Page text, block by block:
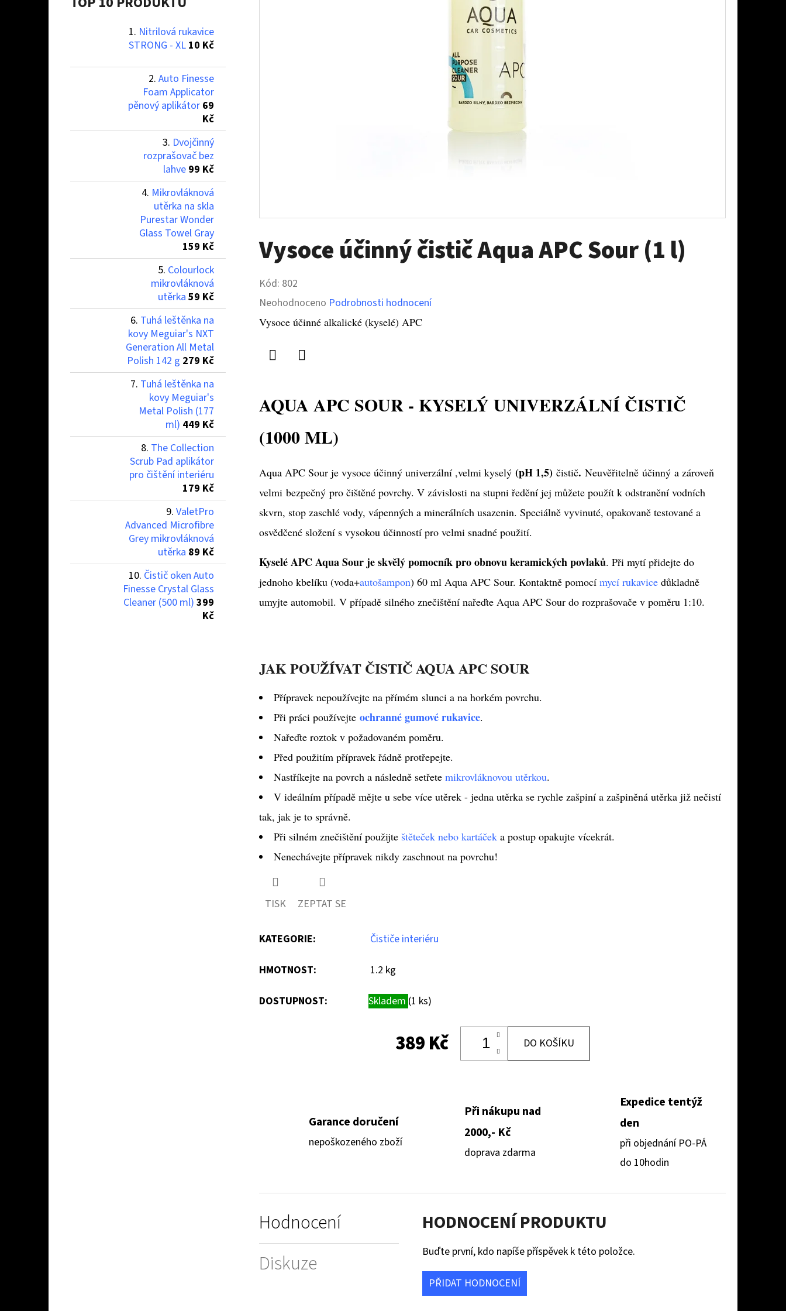
Nitrilová rukavice
STRONG - XL 10 Kč
Auto Finesse
Foam Applicator
pěnový aplikátor 69
Kč
Dvojčinný
rozprašovač bez
lahve 99 Kč
Mikrovláknová
utěrka na skla
Purestar Wonder
Glass Towel Gray
159 Kč
Colourlock
mikrovláknová
utěrka 59 Kč
Tuhá leštěnka na
kovy Meguiar's NXT
Generation All Metal
Polish 142 g 279 Kč
Tuhá leštěnka na
kovy Meguiar's
Metal Polish (177
ml) 449 Kč
The Collection
Scrub Pad aplikátor
pro čištění interiéru
179 Kč
ValetPro
Advanced Microfibre
Grey mikrovláknová
utěrka 89 Kč
Čistič oken Auto
Finesse Crystal Glass
Cleaner (500 ml) 399
Kč
Vysoce účinný čistič Aqua APC Sour (1 l)
Kód: 802
Průměrné
hodnocení
hvězdiček.
Neohodnoceno Podrobnosti hodnocení
Vysoce účinné alkalické (kyselé) APC
AQUA APC SOUR - KYSELÝ UNIVERZÁLNÍ ČISTIČ
(1000 ML)
Aqua APC Sour je vysoce účinný univerzální ,velmi kyselý (pH 1,5) čistič. Neuvěřitelně účinný a zároveň
velmi bezpečný pro čištěné povrchy. V závislosti na stupni ředění jej můžete použít k odstranění vodních
skvrn, stop zaschlé vody, vápenných a minerálních usazenin. Speciálně vyvinuté, opakovaně testované a
osvědčené složení s vysokou účinností pro velmi snadné použití.
Kyselé APC Aqua Sour je skvělý pomocník pro obnovu keramických povlaků. Při mytí přidejte do
jednoho kbelíku (voda+autošampon) 60 ml Aqua APC Sour. Kontaktně pomocí mycí rukavice důkladně
umyjte automobil. V případě silného znečištění nařeďte Aqua APC Sour do rozprašovače v poměru 1:10.
JAK POUŽÍVAT ČISTIČ AQUA APC SOUR
Přípravek nepoužívejte na přímém slunci a na horkém povrchu.
Při práci používejte ochranné gumové rukavice.
Nařeďte roztok v požadovaném poměru.
Před použitím přípravek řádně protřepejte.
Nastříkejte na povrch a následně setřete mikrovláknovou utěrkou.
V ideálním případě mějte u sebe více utěrek - jedna utěrka se rychle zašpiní a zašpiněná utěrka již nečistí
tak, jak je to správně.
Při silném znečištění použijte štěteček nebo kartáček a postup opakujte vícekrát.
Nenechávejte přípravek nikdy zaschnout na povrchu!
TISK ZEPTAT SE
KATEGORIE: Čističe interiéru
HMOTNOST: 1.2 kg
DOSTUPNOST: Skladem (1 ks)
389 Kč DO KOŠÍKU
Garance doručení
nepoškozeného zboží
Při nákupu nad
2000,- Kč
doprava zdarma
Expedice tentýž
den
při objednání PO-PÁ
do 10hodin
Hodnocení
Diskuze
HODNOCENÍ PRODUKTU
Buďte první, kdo napíše příspěvek k této položce.
PŘIDAT HODNOCENÍ
NITRILOVÁ RUKAVICE STRONG - XL
99 Kč